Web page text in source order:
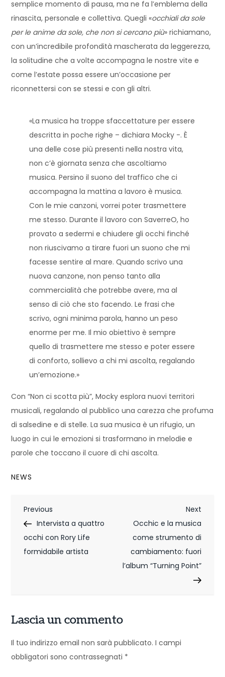
semplice momento di pausa, ma ne fa l’emblema della
rinascita, personale e collettiva. Quegli «occhiali da sole
per le anime da sole, che non si cercano più» richiamano,
con un’incredibile profondità mascherata da leggerezza,
la solitudine che a volte accompagna le nostre vite e
come l’estate possa essere un’occasione per
riconnettersi con se stessi e con gli altri.
«La musica ha troppe sfaccettature per essere
descritta in poche righe – dichiara Mocky -. È
una delle cose più presenti nella nostra vita,
non c’è giornata senza che ascoltiamo
musica. Persino il suono del traffico che ci
accompagna la mattina a lavoro è musica.
Con le mie canzoni, vorrei poter trasmettere
me stesso. Durante il lavoro con SaverreO, ho
provato a sedermi e chiudere gli occhi finché
non riuscivamo a tirare fuori un suono che mi
facesse sentire al mare. Quando scrivo una
nuova canzone, non penso tanto alla
commercialità che potrebbe avere, ma al
senso di ciò che sto facendo. Le frasi che
scrivo, ogni minima parola, hanno un peso
enorme per me. Il mio obiettivo è sempre
quello di trasmettere me stesso e poter essere
di conforto, sollievo a chi mi ascolta, regalando
un’emozione.»
Con “Non ci scotta più”, Mocky esplora nuovi territori
musicali, regalando al pubblico una carezza che profuma
di salsedine e di stelle. La sua musica è un rifugio, un
luogo in cui le emozioni si trasformano in melodie e
parole che toccano il cuore di chi ascolta.
NEWS
N
a
v
z
i
o
Previous
Post
Previous
Intervista a quattro
occhi con Rory Life
formidabile artista
Next
Post
Next
Occhic e la musica
come strumento di
cambiamento: fuori
l’album “Turning Point”
Lascia un commento
Il tuo indirizzo email non sarà pubblicato. I campi
obbligatori sono contrassegnati *